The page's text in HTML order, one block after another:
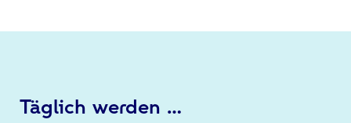
Täglich werden …